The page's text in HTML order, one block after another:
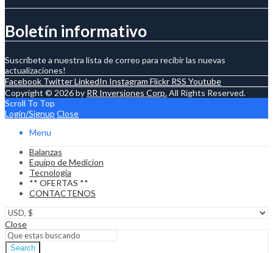
Boletín informativo
Suscríbete a nuestra lista de correo para recibir las nuevas
actualizaciones!
Facebook TwitterLinkedIn Instagram Flickr RSS Youtube
Copyright © 2026 by RR Inversiones Corp.All Rights Reserved.
Scroll To Top
Login/Signup Close
Menu
Balanzas
Equipo de Medicion
Tecnologia
** OFERTAS **
CONTACTENOS
Close
Search